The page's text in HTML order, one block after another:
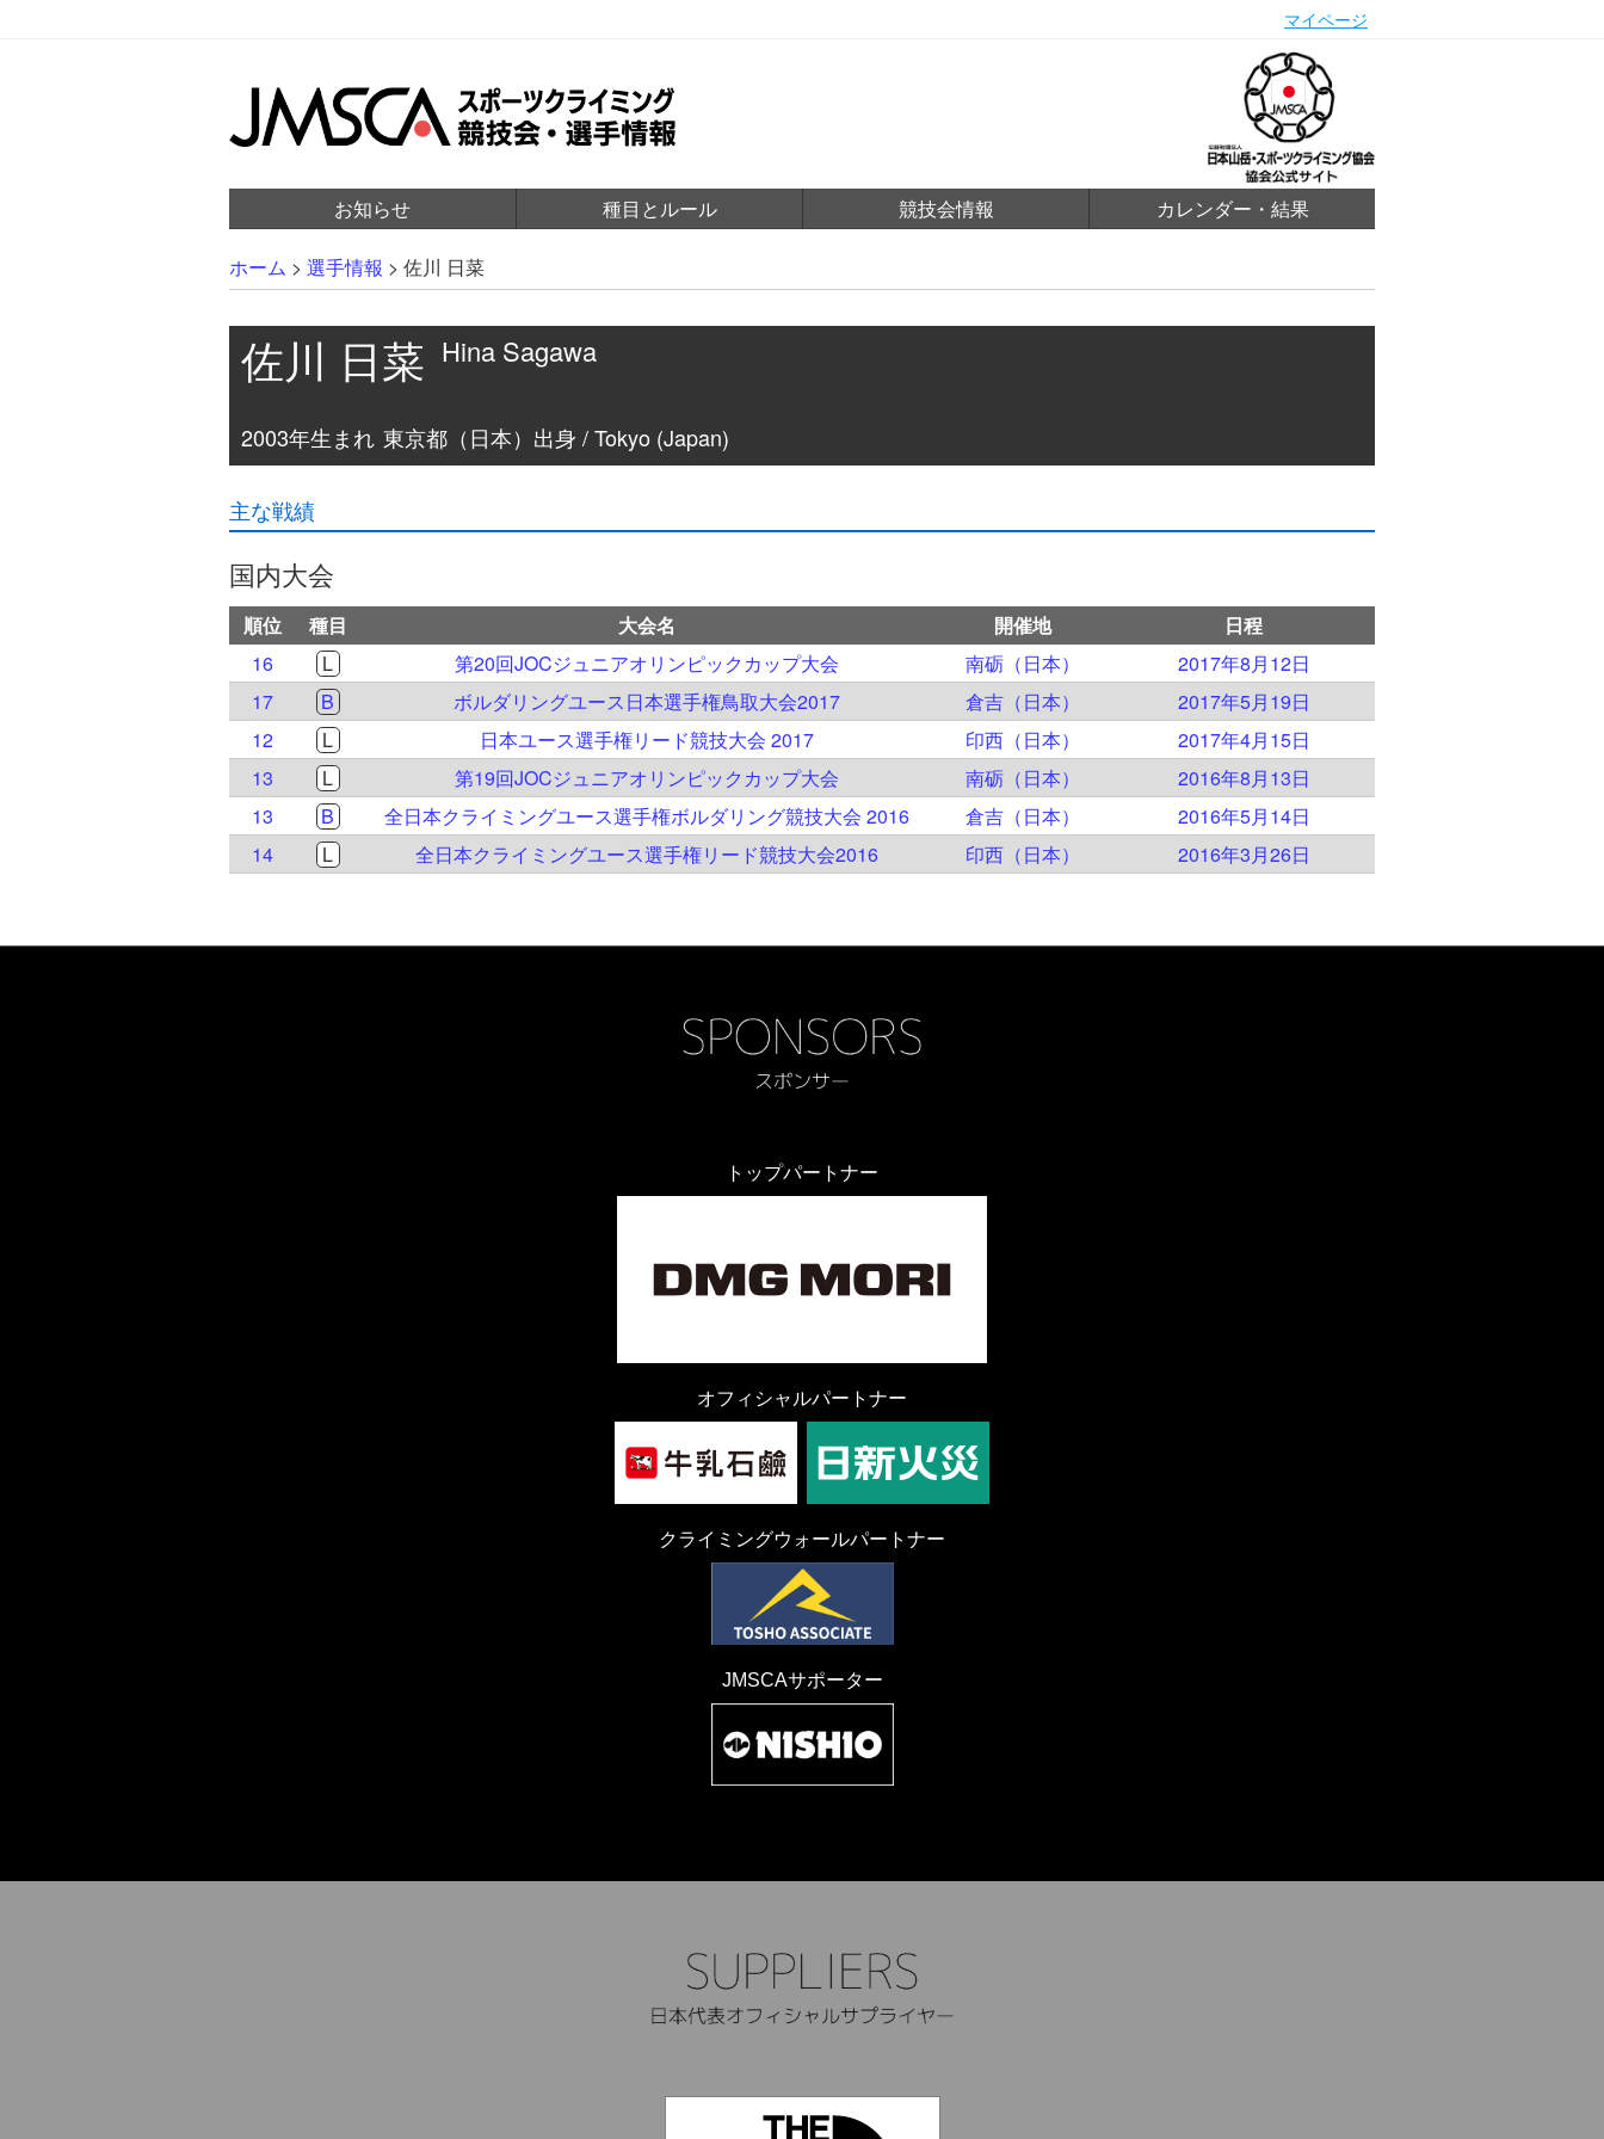
マイページ
お知らせ 種目とルール 競技会情報 カレンダー・結果
ホーム > 選手情報 > 佐川 日菜
佐川 日菜 Hina Sagawa
2003年生まれ 東京都（日本）出身 / Tokyo (Japan)
主な戦績
国内大会
順位 種目 大会名 開催地
日程
16
L 第20回JOCジュニアオリンピックカップ大会 南砺（日本）
2017年8月12日
17
B ボルダリングユース日本選手権鳥取大会2017 倉吉（日本）
2017年5月19日
12
L 日本ユース選手権リード競技大会 2017 印西（日本）
2017年4月15日
13
L 第19回JOCジュニアオリンピックカップ大会 南砺（日本）
2016年8月13日
13
B 全日本クライミングユース選手権ボルダリング競技大会 2016 倉吉（日本）
2016年5月14日
14
L 全日本クライミングユース選手権リード競技大会2016 印西（日本） 2016年3月26日
トップパートナー
オフィシャルパートナー
クライミングウォールパートナー
JMSCAサポーター